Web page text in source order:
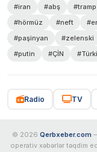
#iran #abş #tramp
#hörmüz
#neft
#paşinyan
#zelenski
#putin
#ÇİN
Radio TV
© 2026 Qerbxeber.com
operativ xəbərlər təqdim